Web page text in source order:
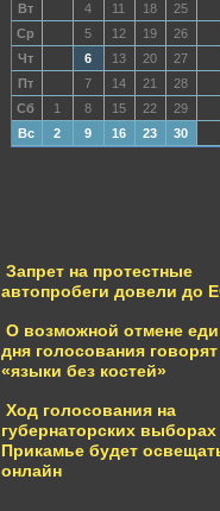
Вт
4 11 18
25
Ср
5 12 19
26
Чт
6 13 20
27
Пт
7 14 21
28
Сб
1 8 15 22
29
Вс
2 9 16 23 30
Запрет на протестные
автопробеги довели до
О возможной отмене
дня голосования говорят
«языки без костей»
Ход голосования на
губернаторских выборах
Прикамье будет
онлайн